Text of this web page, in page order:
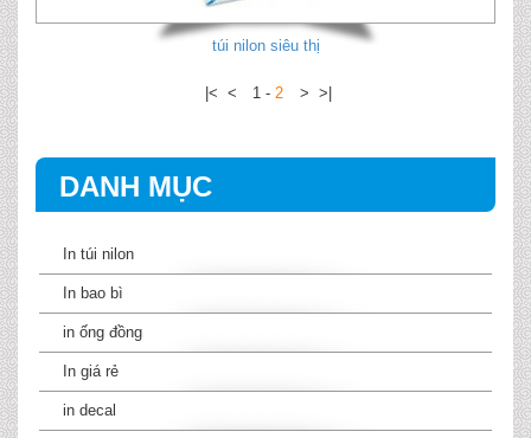
DANH MỤC
In túi nilon
In bao bì
in ống đồng
In giá rẻ
in decal
túi nilon siêu thị
|< < 1 - 2 > >|